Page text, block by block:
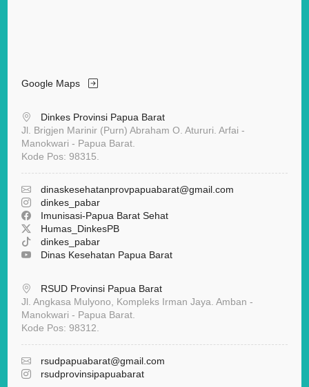
Google Maps
Dinkes Provinsi Papua Barat
Jl. Brigjen Marinir (Purn) Abraham O. Atururi. Arfai -
Manokwari - Papua Barat.
Kode Pos: 98315.
dinaskesehatanprovpapuabarat@gmail.com
dinkes_pabar
Imunisasi-Papua Barat Sehat
Humas_DinkesPB
dinkes_pabar
Dinas Kesehatan Papua Barat
RSUD Provinsi Papua Barat
Jl. Angkasa Mulyono, Kompleks Irman Jaya. Amban -
Manokwari - Papua Barat.
Kode Pos: 98312.
rsudpapuabarat@gmail.com
rsudprovinsipapuabarat